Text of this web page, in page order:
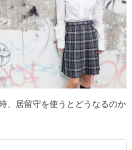
、居留守を使うとどうなるのか